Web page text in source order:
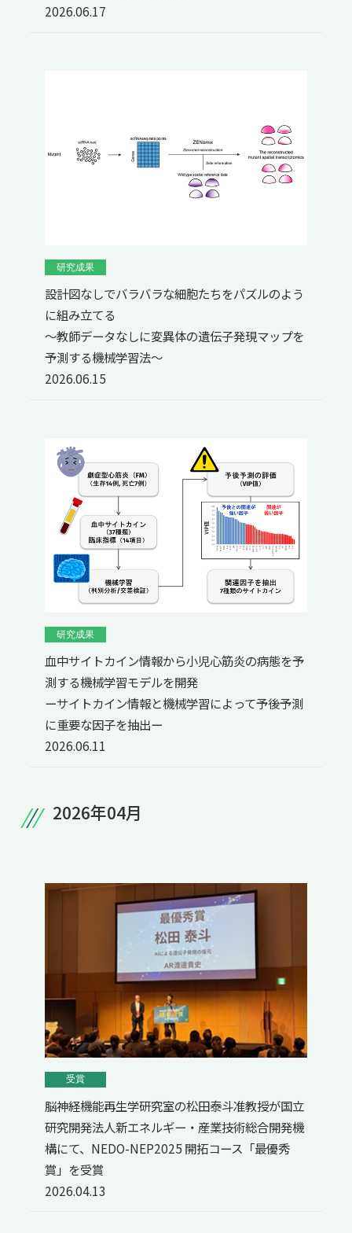
2026.06.17
研究成果
設計図なしでバラバラな細胞たちをパズルのよう
に組み立てる
〜教師データなしに変異体の遺伝子発現マップを
予測する機械学習法〜
2026.06.15
研究成果
血中サイトカイン情報から小児心筋炎の病態を予
測する機械学習モデルを開発
ーサイトカイン情報と機械学習によって予後予測
に重要な因子を抽出ー
2026.06.11
2026年04月
受賞
脳神経機能再生学研究室の松田泰斗准教授が国立
研究開発法人新エネルギー・産業技術総合開発機
構にて、NEDO-NEP2025 開拓コース「最優秀
賞」を受賞
2026.04.13